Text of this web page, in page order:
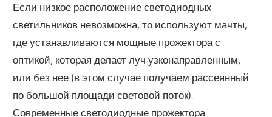
Если низкое расположение светодиодных
светильников невозможна, то используют мачты,
где устанавливаются мощные прожектора с
оптикой, которая делает луч узконаправленным,
или без нее (в этом случае получаем рассеянный
по большой площади световой поток).
Современные светодиодные прожектора